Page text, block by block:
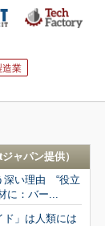
造業
ャパン提供）
深い理由 “役立
に：バー...
ド」は人類には